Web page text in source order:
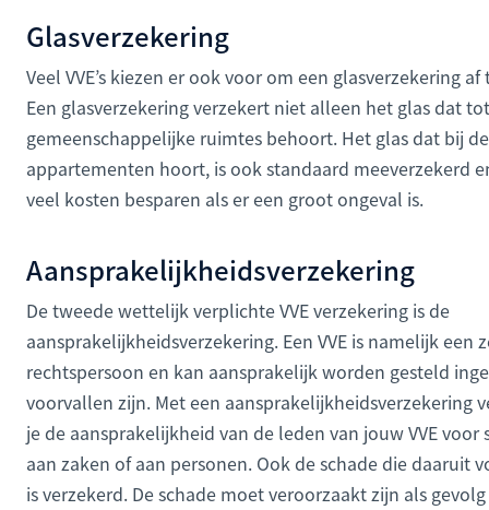
Glasverzekering
Veel VVE’s kiezen er ook voor om een glasverzekering
Een glasverzekering verzekert niet alleen het glas dat
gemeenschappelijke ruimtes behoort. Het glas dat bij de
appartementen hoort, is ook standaard meeverzekerd
veel kosten besparen als er een groot ongeval is.
Aansprakelijkheidsverzekering
De tweede wettelijk verplichte VVE verzekering is de
aansprakelijkheidsverzekering. Een VVE is namelijk een
rechtspersoon en kan aansprakelijk worden gesteld
voorvallen zijn. Met een aansprakelijkheidsverzekering
je de aansprakelijkheid van de leden van jouw VVE voor
aan zaken of aan personen. Ook de schade die daaruit
is verzekerd. De schade moet veroorzaakt zijn als